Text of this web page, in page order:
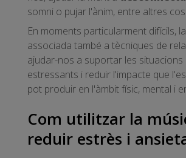
somni o pujar l'ànim, entre altres
En moments particularment difícils,
associada també a tècniques de
ajudar-nos a suportar les situacions
estressants i reduir l'impacte que
pot produir en l'àmbit físic, mental i
Com utilitzar la
reduir estrès i